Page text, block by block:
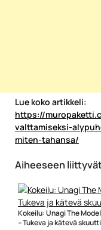
Lue koko artikkeli:
https://
valttamiseksi-
miten-tahansa/
Aiheeseen
Kokeilu: Unagi The
– Tukeva ja kätevä